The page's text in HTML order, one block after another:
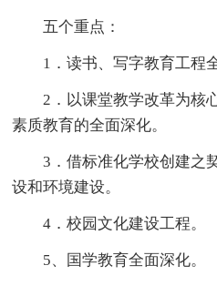
五个重点：
1．读书、写字教育工程
2．以课堂教学改革为核
素质教育的全面深化。
3．借标准化学校创建之
设和环境建设。
4．校园文化建设工程。
5、国学教育全面深化。